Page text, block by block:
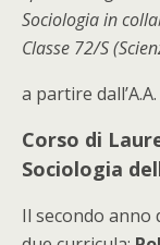
Sociologia in
Classe 72/S
a partire
Corso di
Sociologia
Il secondo anno